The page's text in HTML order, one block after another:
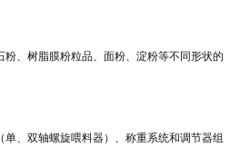
、树脂膜粉粒品、面粉、淀粉等不同形状的
、双轴螺旋喂料器）、称重系统和调节器组